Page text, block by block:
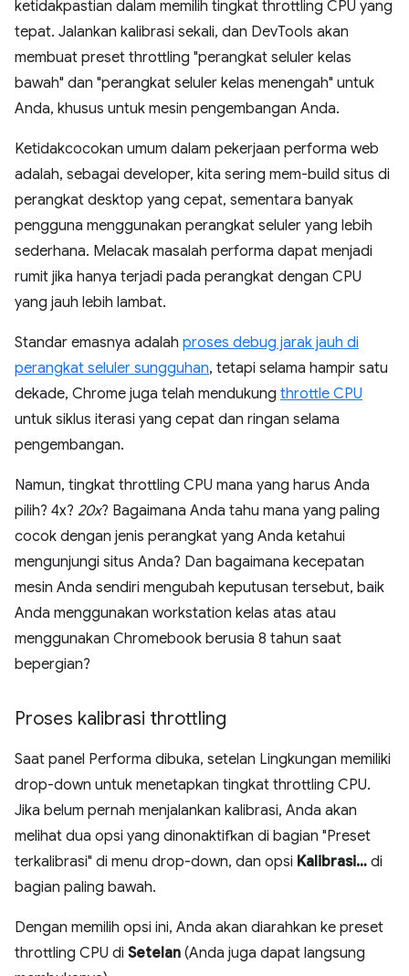
ketidakpastian dalam memilih tingkat throttling CPU yang
tepat. Jalankan kalibrasi sekali, dan DevTools akan
membuat preset throttling "perangkat seluler kelas
bawah" dan "perangkat seluler kelas menengah" untuk
Anda, khusus untuk mesin pengembangan Anda.
Ketidakcocokan umum dalam pekerjaan performa web
adalah, sebagai developer, kita sering mem-build situs di
perangkat desktop yang cepat, sementara banyak
pengguna menggunakan perangkat seluler yang lebih
sederhana. Melacak masalah performa dapat menjadi
rumit jika hanya terjadi pada perangkat dengan CPU
yang jauh lebih lambat.
Standar emasnya adalah proses debug jarak jauh di
perangkat seluler sungguhan, tetapi selama hampir satu
dekade, Chrome juga telah mendukung throttle CPU
untuk siklus iterasi yang cepat dan ringan selama
pengembangan.
Namun, tingkat throttling CPU mana yang harus Anda
pilih? 4x? 20x? Bagaimana Anda tahu mana yang paling
cocok dengan jenis perangkat yang Anda ketahui
mengunjungi situs Anda? Dan bagaimana kecepatan
mesin Anda sendiri mengubah keputusan tersebut, baik
Anda menggunakan workstation kelas atas atau
menggunakan Chromebook berusia 8 tahun saat
bepergian?
Proses kalibrasi throttling
Saat panel Performa dibuka, setelan Lingkungan memiliki
drop-down untuk menetapkan tingkat throttling CPU.
Jika belum pernah menjalankan kalibrasi, Anda akan
melihat dua opsi yang dinonaktifkan di bagian "Preset
terkalibrasi" di menu drop-down, dan opsi Kalibrasi… di
bagian paling bawah.
Dengan memilih opsi ini, Anda akan diarahkan ke preset
throttling CPU di Setelan (Anda juga dapat langsung